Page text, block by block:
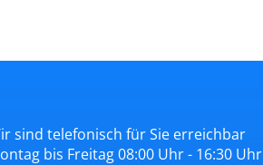
sind telefonisch für Sie erreichbar
bis Freitag 08:00 Uhr - 16:30 Uhr